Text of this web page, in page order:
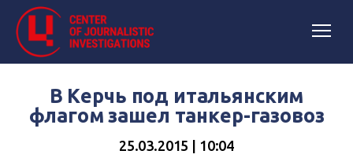
В Керчь под итальянским
флагом зашел танкер-газовоз
25.03.2015 | 10:04